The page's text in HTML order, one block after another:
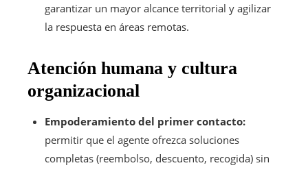
garantizar un mayor alcance territorial y agilizar
la respuesta en áreas remotas.
Atención humana y cultura
organizacional
Empoderamiento del primer contacto:
permitir que el agente ofrezca soluciones
completas (reembolso, descuento, recogida) sin